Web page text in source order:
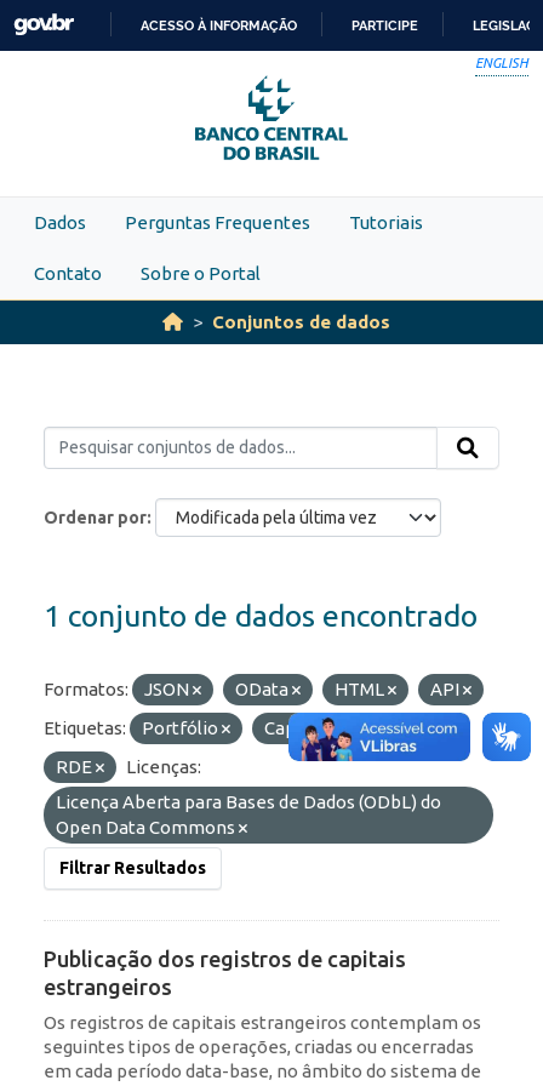
Skip to main content
PARA
O
CONTEÚDO
ACESSO À INFORMAÇÃO PARTICIPE
ENGLISH
Dados Perguntas Frequentes Tutoriais
Contato Sobre o Portal
Conjuntos de dados
Ordenar por
1 conjunto de dados encontrado
Formatos: JSON OData HTML
API
Etiquetas:
Portfólio
Capitais Estrangeiros
RDE
Licenças:
Licença Aberta para Bases de Dados (ODbL) do
Open Data Commons
Filtrar Resultados
Publicação dos registros de capitais
estrangeiros
Os registros de capitais estrangeiros contemplam os
seguintes tipos de operações, criadas ou encerradas
em cada período data-base, no âmbito do sistema de